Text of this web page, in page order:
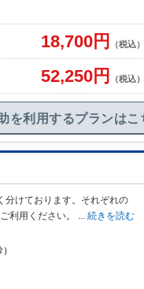
18,700円 （税込）
52,250円 （税込）
を利用するプランはこ
分けております。それぞれの
利用ください。 ... 続きを読む